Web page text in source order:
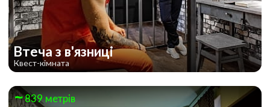
Втеча з в'язниці
Квест-кімната
839 метрів